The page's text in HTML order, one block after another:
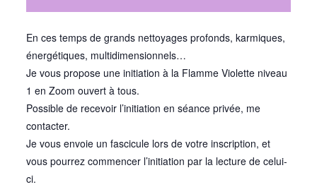
En ces temps de grands nettoyages profonds, karmiques,
énergétiques, multidimensionnels…
Je vous propose une initiation à la Flamme Violette niveau
1 en Zoom ouvert à tous.
Possible de recevoir l’initiation en séance privée, me
contacter.
Je vous envoie un fascicule lors de votre inscription, et
vous pourrez commencer l’initiation par la lecture de celui-
ci.